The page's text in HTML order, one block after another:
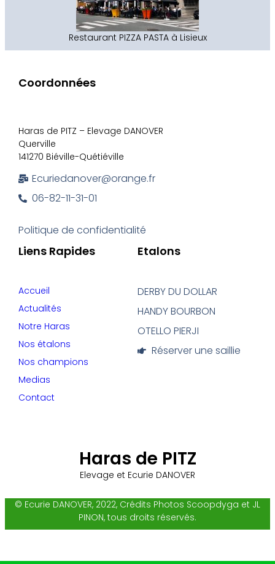
Restaurant PIZZA PASTA à Lisieux
Haras de PITZ
Elevage et Ecurie DANOVER
Etalons
DERBY DU DOLLAR
HANDY BOURBON
OTELLO PIERJI
Réserver une saillie
Liens Rapides
Accueil
Actualités
Notre Haras
Nos étalons
Nos champions
Medias
Contact
Coordonnées
Haras de PITZ – Elevage DANOVER
Querville
141270 Biéville-Quétiéville
Ecuriedanover@orange.fr
06-82-11-31-01
Politique de confidentialité
© Ecurie DANOVER, 2022, Crédits Photos Scoopdyga et JL
PINON, tous droits réservés.